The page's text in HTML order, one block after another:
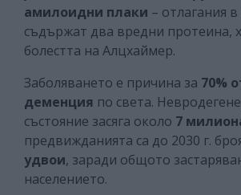
амилоидни плаки – отлагания
съдържат два вредни протеина,
болестта на Алцхаймер.
Заболяването е причина за 70%
деменция по света.
състояние засяга около 7
предвижданията са до 2030 г.
удвои, заради общото
населението.